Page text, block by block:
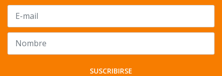
SUSCRIBIRSE